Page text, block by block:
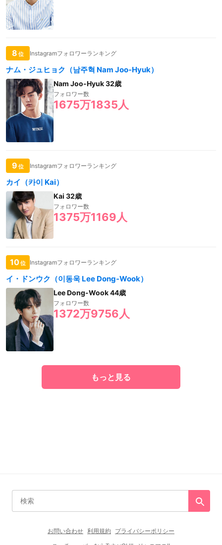
8 位 Instagramフォロワーランキング
ナム・ジュヒョク（남주혁 Nam Joo-Hyuk）
Nam Joo-Hyuk 32歳
フォロワー数
1675万1835人
9 位 Instagramフォロワーランキング
カイ（카이 Kai）
Kai 32歳
フォロワー数
1375万1169人
10位 Instagramフォロワーランキング
イ・ドンウク（이동욱 Lee Dong-Wook）
Lee Dong-Wook 44歳
フォロワー数
1372万9756人
もっと見る
お問い合わせ 利用規約
プライバシーポリシー